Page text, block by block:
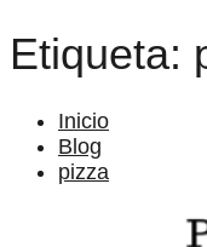
Etiqueta:
Inicio
Blog
pizza